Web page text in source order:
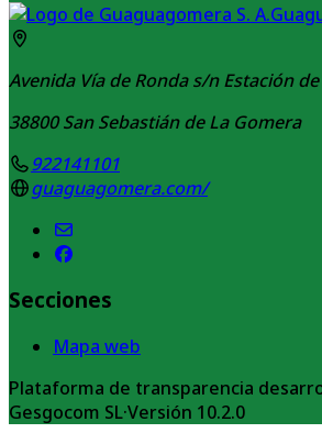
Avenida Vía de Ronda s/n Estación
38800 San Sebastián de La Gomera
922141101
guaguagomera.com/
Secciones
Mapa web
Plataforma de transparencia
Gesgocom SL·Versión 10.2.0